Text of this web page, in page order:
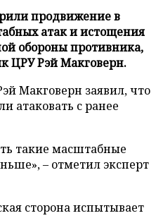
продвижение в
атак и истощения
обороны противника,
ЦРУ Рэй Макговерн.
Макговерн заявил, что
атаковать с ранее
такие масштабные
– отметил эксперт
сторона испытывает